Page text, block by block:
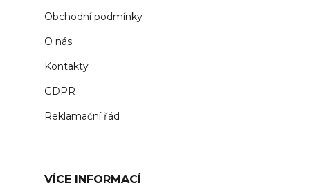
Obchodní podmínky
O nás
Kontakty
GDPR
Reklamační řád
VÍCE INFORMACÍ